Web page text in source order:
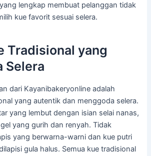
lengkap membuat pelanggan tidak
kue favorit sesuai selera.
Tradisional yang
Selera
dari Kayanibakeryonline adalah
yang autentik dan menggoda selera.
yang lembut dengan isian selai nanas,
yang gurih dan renyah. Tidak
yang berwarna-warni dan kue putri
gula halus. Semua kue tradisional